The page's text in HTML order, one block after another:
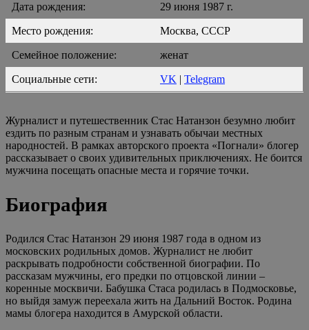
Дата рождения: 29 июня 1987 г.
Место рождения: Москва, СССР
Семейное положение: женат
Социальные сети: VK | Telegram
Журналист и путешественник Стас Натанзон безумно любит
ездить по разным странам и узнавать обычаи местных
народностей. В рамках авторского проекта «Погнали» блогер
рассказывает о своих удивительных приключениях. Не боится
мужчина посещать опасные места и горячие точки.
Биография
Родился Стас Натанзон 29 июня 1987 года в одном из
московских родильных домов. Журналист не любит
раскрывать подробности собственной биографии. По
рассказам мужчины, его предки по отцовской линии –
коренные москвичи. Бабушка Стаса родилась в Подмосковье,
но выйдя замуж переехала жить на Дальний Восток. Родина
мамы блогера находится в Амурской области.